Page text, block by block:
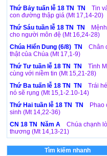
Thứ Bảy tuấn lễ 18 TN TN
Tin
con đường thập giá (Mt 17,14-20)
Thứ Sáu tuần lễ 18 TN TN
cho người môn đệ (Mt 16,24-28)
Chúa Hiển Dung (6/8) TN
Chân
thật của Chúa (Mt 17,1-9)
Thứ Tư tuần lễ 18 TN TN
Tình
cùng với niềm tin (Mt 15,21-28)
Thứ Ba tuấn lễ 18 TN TN
Trái
nó sẽ rụng (Mt 15,1-2.10-14)
Thứ Hai tuần lễ 18 TN TN
Phao
sinh (Mt 14,22-36)
CN 18 TN Năm A
Chúa chạnh
thương (Mt 14,13-21)
Tìm kiếm nhanh